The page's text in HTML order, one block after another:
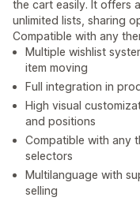
the cart easily. It offers
unlimited lists, sharing
Compatible with any
Multiple wishlist
item moving
Full integration in
High visual
and positions
Compatible with any
selectors
Multilanguage with
selling